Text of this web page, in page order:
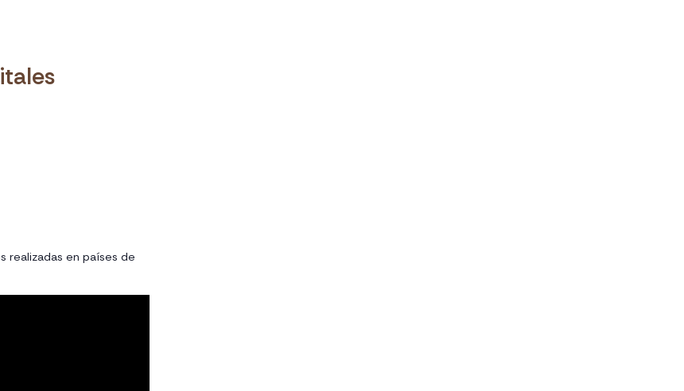
realizadas en países de